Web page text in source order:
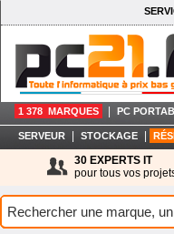
1 378 MARQUES PC
SERVEUR STOCKAGE
30 EXPERTS IT
pour tous vos